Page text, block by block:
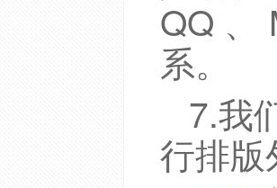
QQ 、
系。
7.我
行排